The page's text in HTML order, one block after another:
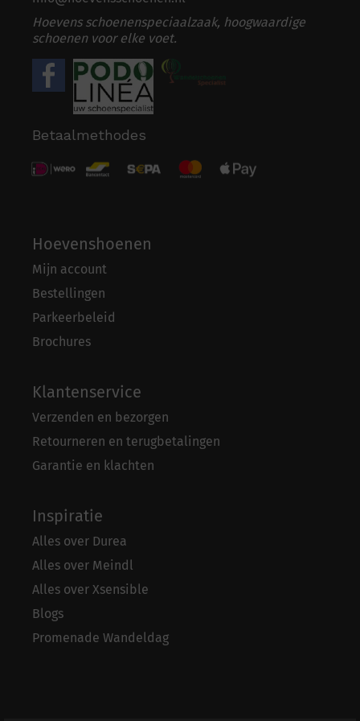
Hoevens schoenenspeciaalzaak, hoogwaardige
schoenen voor elke voet.
Betaalmethodes
Hoevenshoenen
Mijn account
Bestellingen
Parkeerbeleid
Brochures
Klantenservice
Verzenden en bezorgen
Retourneren en terugbetalingen
Garantie en klachten
Inspiratie
Alles over Durea
Alles over Meindl
Alles over Xsensible
Blogs
Promenade Wandeldag